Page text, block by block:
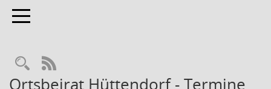
Toggle navigation
Rechercheauswahl
RSS-Feed
Ortsbeirat Hüttendorf - Termine